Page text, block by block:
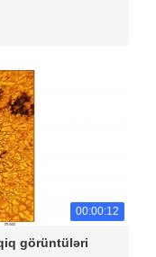
00:00:12
görüntüləri